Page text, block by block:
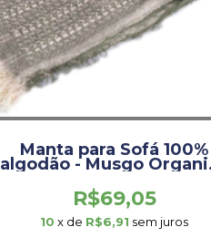
Manta para Sofá 100%
algodão - Musgo
(DEM0010.ORG.MUS)
R$69,05
10 x de R$6,91 sem juros